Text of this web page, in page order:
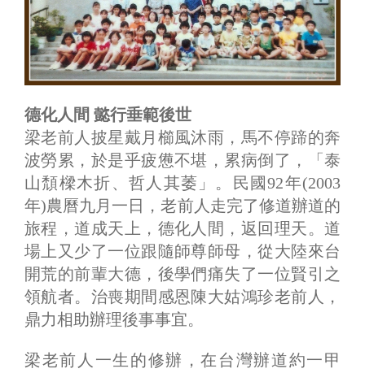
德化人間 懿行垂範後世
梁老前人披星戴月櫛風沐雨，馬不停蹄的奔
波勞累，於是乎疲憊不堪，累病倒了，「泰
山頹樑木折、哲人其萎」。民國92年(2003
年)農曆九月一日，老前人走完了修道辦道的
旅程，道成天上，德化人間，返回理天。道
場上又少了一位跟隨師尊師母，從大陸來台
開荒的前輩大德，後學們痛失了一位賢引之
領航者。治喪期間感恩陳大姑鴻珍老前人，
鼎力相助辦理後事事宜。
梁老前人一生的修辦，在台灣辦道約一甲